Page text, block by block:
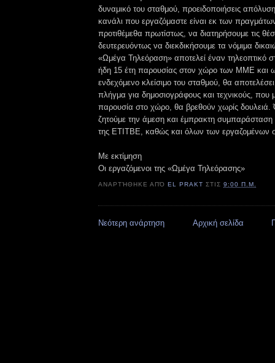
δυναμικό του σταθμού, προειδοποιήσεις
κανάλι που εργαζόμαστε είναι εκ των
προτιθέμεθα πρωτίστως, να διατηρήσουμε τις
δευτερευόντως να διεκδικήσουμε τα νόμιμα
«Ωμέγα Τηλεόραση» αποτελεί έναν τηλεοπτικό
ήδη 15 έτη παρουσίας στον χώρο των ΜΜΕ και
ενδεχόμενο κλείσιμο του σταθμού, θα
πλήγμα για δημοσιογράφους και τεχνικούς, που
παρουσία στο χώρο, θα βρεθούν χωρίς δουλειά.
ζητούμε την άμεση και έμπρακτη
της ΕΤΙΤΒΕ, καθώς και όλων των εργαζομένων
Με εκτίμηση
Οι εργαζόμενοι της «Ωμέγα Τηλεόρασης»
ΑΝΑΡΤΉΘΗΚΕ ΑΠΌEL PRAKT ΣΤΙΣ9:00 Π.Μ.
Νεότερη ανάρτηση Αρχική σελίδα